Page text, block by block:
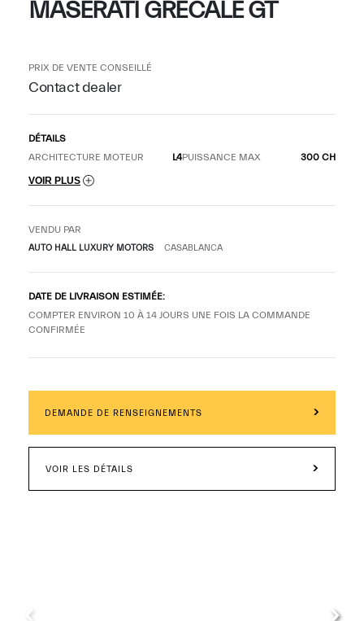
MASERATI GRECALE GT
PRIX DE VENTE CONSEILLÉ
Contact dealer
DÉTAILS
ARCHITECTURE MOTEUR
L4PUISSANCE MAX 300 CH
VOIR PLUS
VENDU PAR
AUTO HALL LUXURY MOTORS CASABLANCA
DATE DE LIVRAISON ESTIMÉE:
COMPTER ENVIRON 10 À 14 JOURS UNE FOIS LA COMMANDE
CONFIRMÉE
DEMANDE DE RENSEIGNEMENTS
VOIR LES DÉTAILS